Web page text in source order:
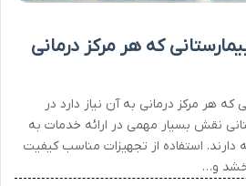
که هر مرکز درمانی
که هر مرکز درمانی به آن نیاز دارد در
نقش بسیار مهمی در ارائه خدمات به
استفاده از تجهیزات مناسب کیفیت
و…